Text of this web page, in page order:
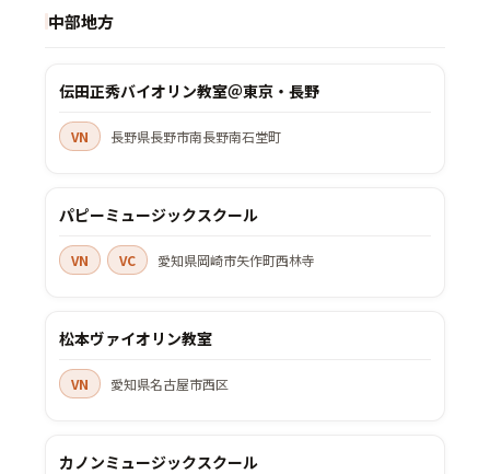
中部地方
伝田正秀バイオリン教室＠東京・長野
VN 長野県長野市南長野南石堂町
パピーミュージックスクール
VN VC 愛知県岡崎市矢作町西林寺
松本ヴァイオリン教室
VN 愛知県名古屋市西区
カノンミュージックスクール